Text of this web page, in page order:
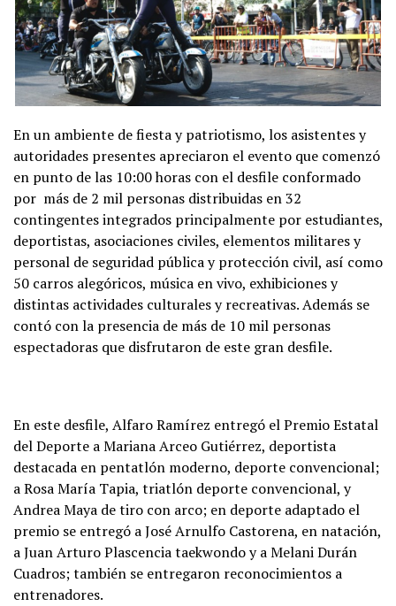
En un ambiente de fiesta y patriotismo, los asistentes y
autoridades presentes apreciaron el evento que comenzó
en punto de las 10:00 horas con el desfile conformado
por más de 2 mil personas distribuidas en 32
contingentes integrados principalmente por estudiantes,
deportistas, asociaciones civiles, elementos militares y
personal de seguridad pública y protección civil, así como
50 carros alegóricos, música en vivo, exhibiciones y
distintas actividades culturales y recreativas. Además se
contó con la presencia de más de 10 mil personas
espectadoras que disfrutaron de este gran desfile.
En este desfile, Alfaro Ramírez entregó el Premio Estatal
del Deporte a Mariana Arceo Gutiérrez, deportista
destacada en pentatlón moderno, deporte convencional;
a Rosa María Tapia, triatlón deporte convencional, y
Andrea Maya de tiro con arco; en deporte adaptado el
premio se entregó a José Arnulfo Castorena, en natación,
a Juan Arturo Plascencia taekwondo y a Melani Durán
Cuadros; también se entregaron reconocimientos a
entrenadores.